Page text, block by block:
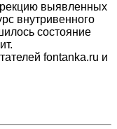
выявленных
внутривенного
состояние
fontanka.ru и